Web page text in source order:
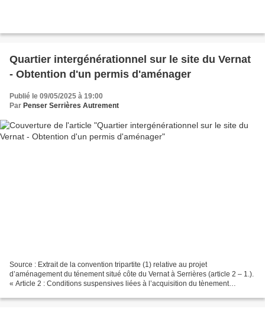
Quartier intergénérationnel sur le site du Vernat
- Obtention d'un permis d'aménager
Publié le 09/05/2025 à 19:00
Par Penser Serrières Autrement
Source : Extrait de la convention tripartite (1) relative au projet
d’aménagement du ténement situé côte du Vernat à Serrières (article 2 – 1.).
« Article 2 : Conditions suspensives liées à l’acquisition du tènement